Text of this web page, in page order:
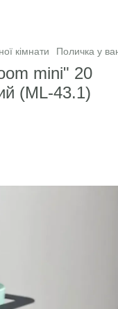
кімнати Поличка у
mini" 20
(ML-43.1)